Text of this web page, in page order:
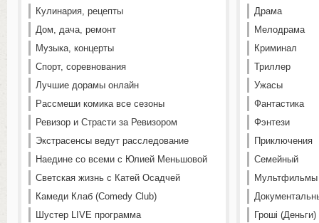
Кулинария, рецепты
Дом, дача, ремонт
Музыка, концерты
Спорт, соревнования
Лучшие дорамы онлайн
Рассмеши комика все сезоны
Ревизор и Страсти за Ревизором
Экстрасенсы ведут расследование
Наедине со всеми с Юлией Меньшовой
Светская жизнь с Катей Осадчей
Камеди Клаб (Comedy Club)
Шустер LIVE программа
Драма
Мелодрама
Криминал
Триллер
Ужасы
Фантастика
Фэнтези
Приключения
Семейный
Мультфильмы
Гроші